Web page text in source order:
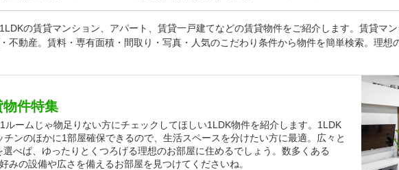
の賃貸マンション、アパート、賃貸一戸建てなどの賃貸物件をご紹介します。賃貸マ
不動産。賃料・専有面積・間取り・写真・人気のこだわり条件から物件を簡単検索。理想
件特集
ルームじゃ物足りない方にチェックしてほしい1LDK物件を紹介します。1LDK
チンのほかに1部屋確保できるので、生活スペースを分けたい方に最適。広々と
選べば、ゆったりとくつろげる理想のお部屋に住めるでしょう。数多くある
みの設備や広さを備えるお部屋を見つけてくださいね。